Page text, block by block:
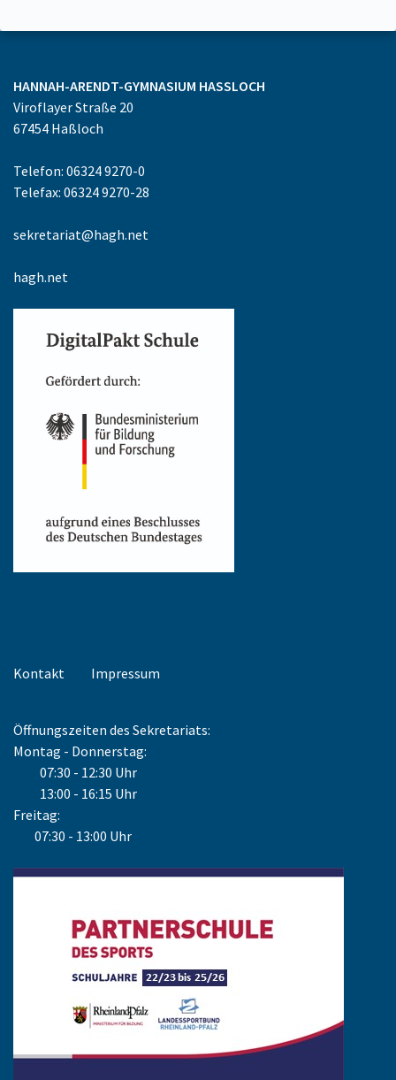
HANNAH-ARENDT-GYMNASIUM HASSLOCH
Viroflayer Straße 20
67454 Haßloch
Telefon: 06324 9270-0
Telefax: 06324 9270-28
sekretariat@hagh.net
hagh.net
Kontakt Impressum
Öffnungszeiten des Sekretariats:
Montag - Donnerstag:
07:30 - 12:30 Uhr
13:00 - 16:15 Uhr
Freitag:
07:30 - 13:00 Uhr